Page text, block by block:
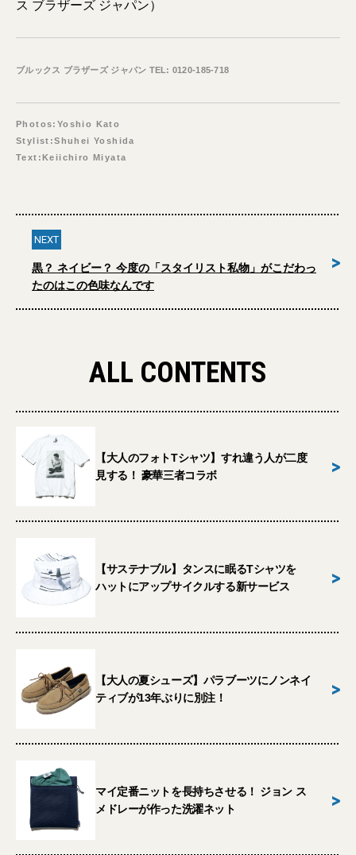
ス ブラザーズ ジャパン）
ブルックス ブラザーズ ジャパン TEL: 0120-185-718
Photos:Yoshio Kato
Stylist:Shuhei Yoshida
Text:Keiichiro Miyata
NEXT
黒？ ネイビー？ 今度の「スタイリスト私物」がこだわっ
たのはこの色味なんです
>
ALL CONTENTS
【大人のフォトTシャツ】すれ違う人が二度
見する！ 豪華三者コラボ
>
【サステナブル】タンスに眠るTシャツを
ハットにアップサイクルする新サービス
>
【大人の夏シューズ】パラブーツにノンネイ
ティブが13年ぶりに別注！
>
マイ定番ニットを長持ちさせる！ ジョン ス
メドレーが作った洗濯ネット
>